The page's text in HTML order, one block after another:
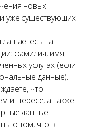
новых
уже существующих
на
фамилия, имя,
услугах (если
данные).
что
интересе, а также
данные.
о том, что в